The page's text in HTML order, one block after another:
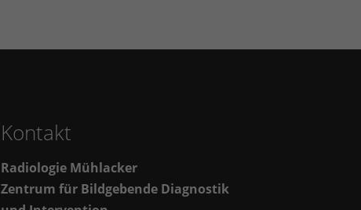
Kontakt
Radiologie Mühlacker
Zentrum für Bildgebende Diagnostik